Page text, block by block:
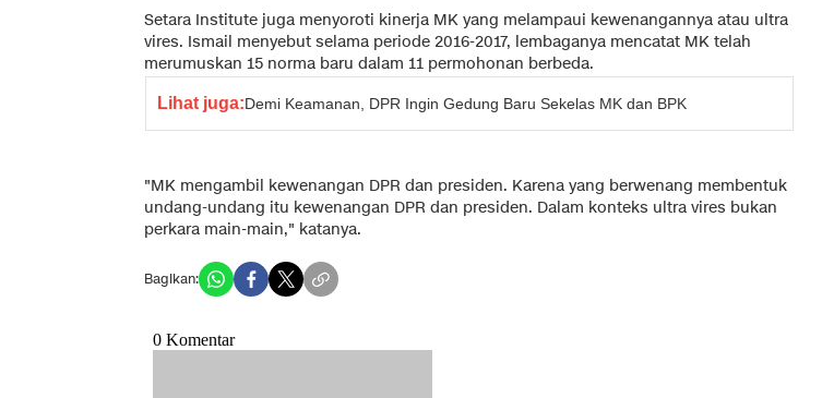
Setara Institute juga menyoroti kinerja MK yang melampaui kewenangannya atau ultra
vires. Ismail menyebut selama periode 2016-2017, lembaganya mencatat MK telah
merumuskan 15 norma baru dalam 11 permohonan berbeda.
Lihat juga:Demi Keamanan, DPR Ingin Gedung Baru Sekelas MK dan BPK
"MK mengambil kewenangan DPR dan presiden. Karena yang berwenang membentuk
undang-undang itu kewenangan DPR dan presiden. Dalam konteks ultra vires bukan
perkara main-main," katanya.
Bagikan: